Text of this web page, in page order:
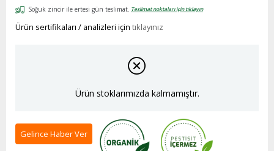
Soğuk zincir ile ertesi gün teslimat. Teslimat noktaları için tıklayın
Ürün sertifikaları / analizleri için tıklayınız
Ürün stoklarımızda kalmamıştır.
Gelince Haber Ver